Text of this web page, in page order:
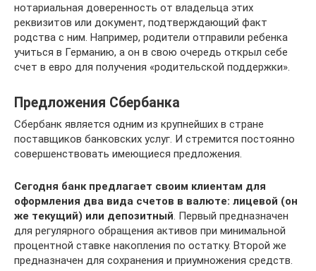
нотариальная доверенность от владельца этих
реквизитов или документ, подтверждающий факт
родства с ним. Например, родители отправили ребенка
учиться в Германию, а он в свою очередь открыл себе
счет в евро для получения «родительской поддержки».
Предложения Сбербанка
Сбербанк является одним из крупнейших в стране
поставщиков банковских услуг. И стремится постоянно
совершенствовать имеющиеся предложения.
Сегодня банк предлагает своим клиентам для
оформления два вида счетов в валюте: лицевой (он
же текущий) или депозитный. Первый предназначен
для регулярного обращения активов при минимальной
процентной ставке накопления по остатку. Второй же
предназначен для сохранения и приумножения средств.